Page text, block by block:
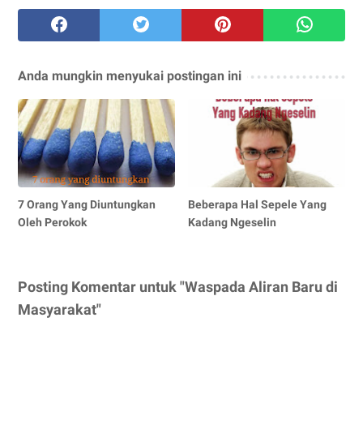
Anda mungkin menyukai postingan ini
7 Orang Yang Diuntungkan
Oleh Perokok
Beberapa Hal Sepele Yang
Kadang Ngeselin
Posting Komentar untuk "Waspada Aliran Baru di
Masyarakat"